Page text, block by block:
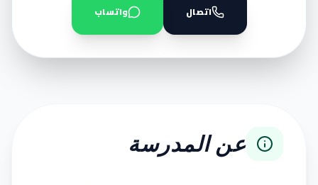
اتصال واتساب
عن المدرسة